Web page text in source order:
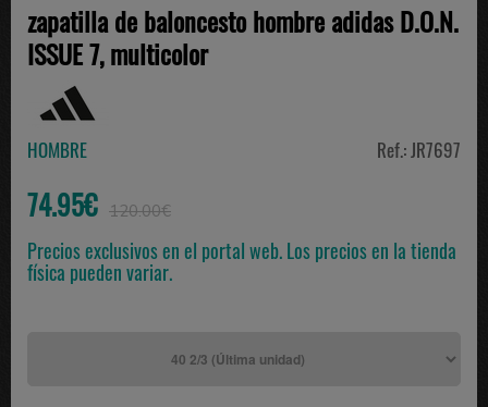
zapatilla de baloncesto hombre adidas D.O.N.
ISSUE 7, multicolor
HOMBRE Ref.: JR7697
74.95€ 120.00€
Precios exclusivos en el portal web. Los precios en la tienda
física pueden variar.